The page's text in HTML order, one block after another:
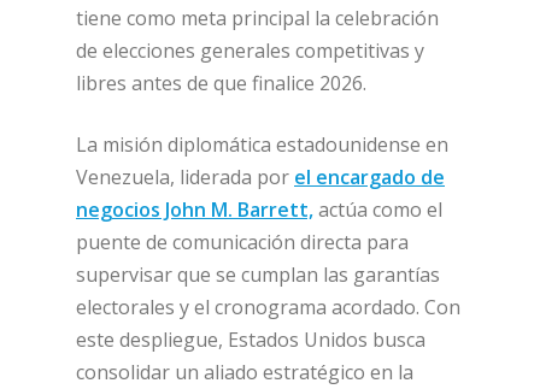
tiene como meta principal la celebración
de elecciones generales competitivas y
libres antes de que finalice 2026.
La misión diplomática estadounidense en
Venezuela, liderada por el encargado de
negocios John M. Barrett,actúa como el
puente de comunicación directa para
supervisar que se cumplan las garantías
electorales y el cronograma acordado. Con
este despliegue, Estados Unidos busca
consolidar un aliado estratégico en la